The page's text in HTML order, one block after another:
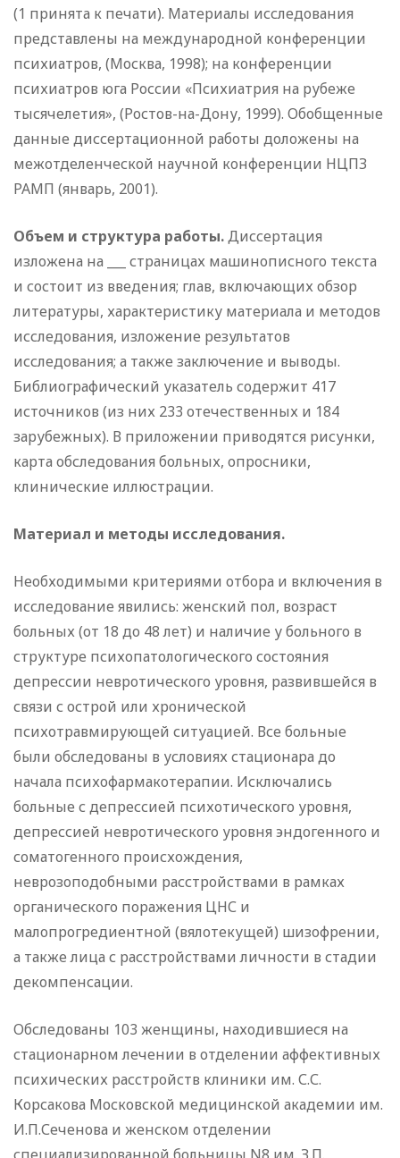
(1 принята к печати). Материалы исследования
представлены на международной конференции
психиатров, (Москва, 1998); на конференции
психиатров юга России «Психиатрия на рубеже
тысячелетия», (Ростов-на-Дону, 1999). Обобщенные
данные диссертационной работы доложены на
межотделенческой научной конференции НЦПЗ
РАМП (январь, 2001).
Объем и структура работы.Диссертация
изложена на ___ страницах машинописного текста
и состоит из введения; глав, включающих обзор
литературы, характеристику материала и методов
исследования, изложение результатов
исследования; а также заключение и выводы.
Библиографический указатель содержит 417
источников (из них 233 отечественных и 184
зарубежных). В приложении приводятся рисунки,
карта обследования больных, опросники,
клинические иллюстрации.
Материал и методы исследования.
Необходимыми критериями отбора и включения в
исследование явились: женский пол, возраст
больных (от 18 до 48 лет) и наличие у больного в
структуре психопатологического состояния
депрессии невротического уровня, развившейся в
связи с острой или хронической
психотравмирующей ситуацией. Все больные
были обследованы в условиях стационара до
начала психофармакотерапии. Исключались
больные с депрессией психотического уровня,
депрессией невротического уровня эндогенного и
соматогенного происхождения,
неврозоподобными расстройствами в рамках
органического поражения ЦНС и
малопрогредиентной (вялотекущей) шизофрении,
а также лица с расстройствами личности в стадии
декомпенсации.
Обследованы 103 женщины, находившиеся на
стационарном лечении в отделении аффективных
психических расстройств клиники им. С.С.
Корсакова Московской медицинской академии им.
И.П.Сеченова и женском отделении